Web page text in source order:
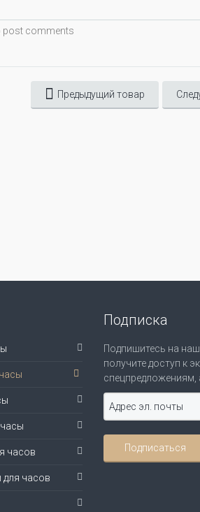
post comments
Предыдущий товар
часов
для часов
Подписка
Подпишитесь на
получите доступ к
спецпредложениям,